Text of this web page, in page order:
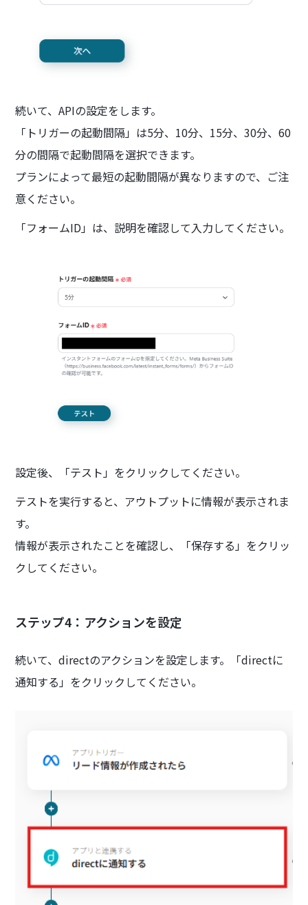
続いて、APIの設定をします。
「トリガーの起動間隔」は5分、10分、15分、30分、60
分の間隔で起動間隔を選択できます。
プランによって最短の起動間隔が異なりますので、ご注
意ください。
「フォームID」は、説明を確認して入力してください。
設定後、「テスト」をクリックしてください。
テストを実行すると、アウトプットに情報が表示されま
す。
情報が表示されたことを確認し、「保存する」をクリッ
クしてください。
ステップ4：アクションを設定
続いて、directのアクションを設定します。「directに
通知する」をクリックしてください。